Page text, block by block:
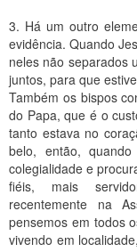
3. Há um outro
evidência. Quando
neles não separados
juntos, para que
Também os bispos
do Papa, que é o
tanto estava no
belo, então,
colegialidade e
fiéis, mais
recentemente na
pensemos em todos
vivendo em